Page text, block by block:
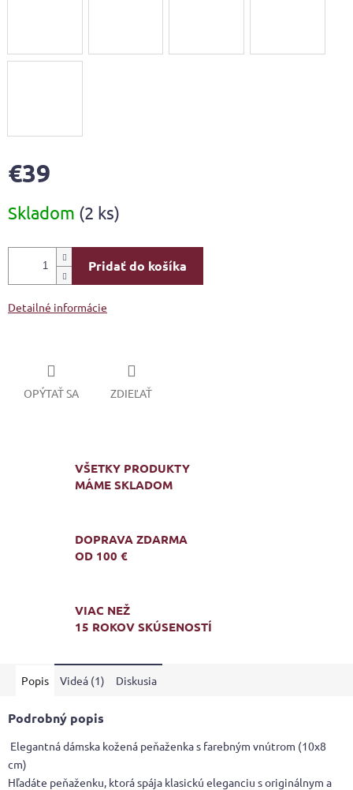
€39
cena:
Skladom (2 ks)
Pridať do košíka
Detailné informácie
OPÝTAŤ SA ZDIEĽAŤ
VŠETKY PRODUKTY
MÁME SKLADOM
DOPRAVA ZDARMA
OD 100 €
VIAC NEŽ
15 ROKOV SKÚSENOSTÍ
Popis Videá (1) Diskusia
Podrobný popis
Elegantná dámska kožená peňaženka s farebným vnútrom (10x8
cm)
Hľadáte peňaženku, ktorá spája klasickú eleganciu s originálnym a